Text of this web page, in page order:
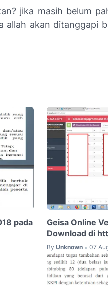
jika masih belum
allah akan ditanggapi
pada
Geisa Online
Download di
By Unknown • 07